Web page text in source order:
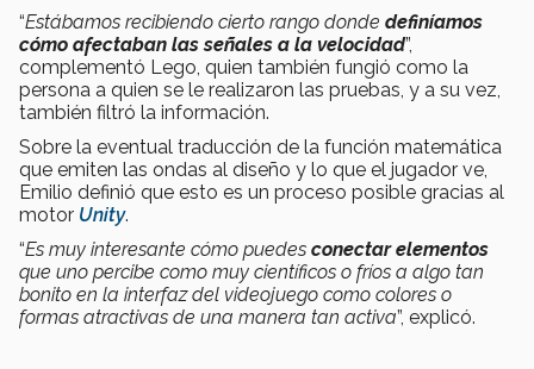
“Estábamos recibiendo cierto rango donde definíamos
cómo afectaban las señales a la velocidad”,
complementó Lego, quien también fungió como la
persona a quien se le realizaron las pruebas, y a su vez,
también filtró la información.
Sobre la eventual traducción de la función matemática
que emiten las ondas al diseño y lo que el jugador ve,
Emilio definió que esto es un proceso posible gracias al
motor Unity.
“Es muy interesante cómo puedes conectar elementos
que uno percibe como muy científicos o fríos a algo tan
bonito en la interfaz del videojuego como colores o
formas atractivas de una manera tan activa”, explicó.